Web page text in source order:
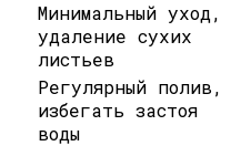
Минимальный уход,
удаление сухих
листьев
Регулярный полив,
избегать застоя
воды